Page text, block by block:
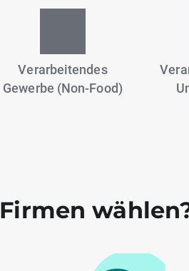
Verarbeitendes
Gewerbe (Non-Food)